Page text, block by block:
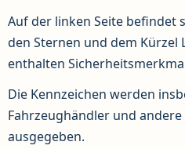
Auf der linken Seite befindet
den Sternen und dem Kürzel
enthalten
Die Kennzeichen werden
Fahrzeughändler und
ausgegeben.